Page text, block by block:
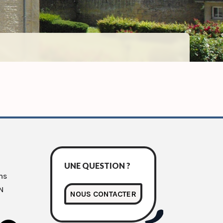
UNE QUESTION ?
NOUS CONTACTER